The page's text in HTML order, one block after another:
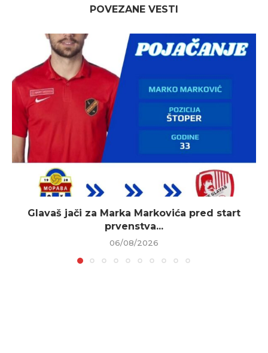
POVEZANE VESTI
Glavaš jači za Marka Markovića pred start
prvenstva...
06/08/2026